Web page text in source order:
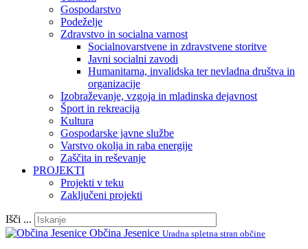
Gospodarstvo
Podeželje
Zdravstvo in socialna varnost
Socialnovarstvene in zdravstvene storitve
Javni socialni zavodi
Humanitarna, invalidska ter nevladna društva in
organizacije
Izobraževanje, vzgoja in mladinska dejavnost
Šport in rekreacija
Kultura
Gospodarske javne službe
Varstvo okolja in raba energije
Zaščita in reševanje
PROJEKTI
Projekti v teku
Zaključeni projekti
Išči ...
Občina Jesenice Uradna spletna stran občine